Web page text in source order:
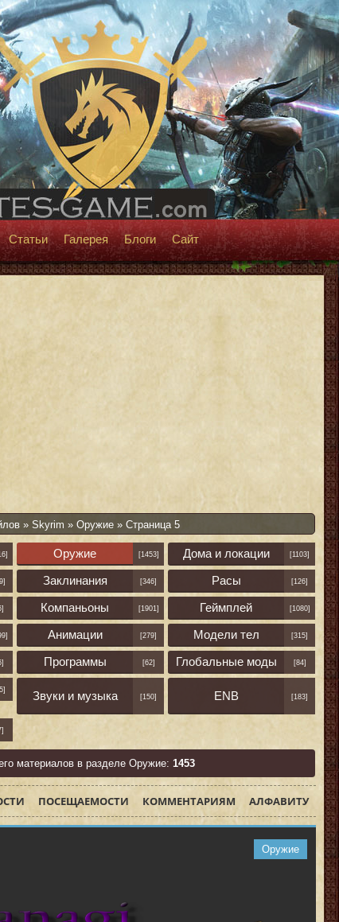
Статьи Галерея Блоги Сайт
» Skyrim » Оружие » Страница 5
Оружие [1453] Дома и локации [1103]
Заклинания [346] Расы [126]
Компаньоны [1901] Геймплей [1080]
Анимации [279] Модели тел [315]
Программы [62] Глобальные моды [84]
Звуки и музыка [150] ENB [183]
материалов в разделе Оружие: 1453
ПОСЕЩАЕМОСТИ КОММЕНТАРИЯМ АЛФАВИТУ
Оружие